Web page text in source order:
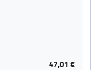
47,01 €